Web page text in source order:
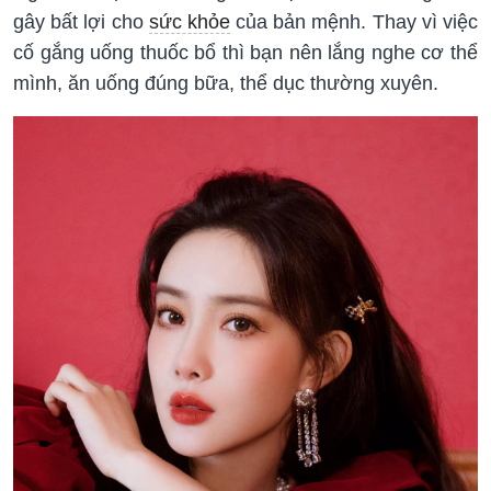
gây bất lợi cho sức khỏecủa bản mệnh. Thay vì việc
cố gắng uống thuốc bổ thì bạn nên lắng nghe cơ thể
mình, ăn uống đúng bữa, thể dục thường xuyên.